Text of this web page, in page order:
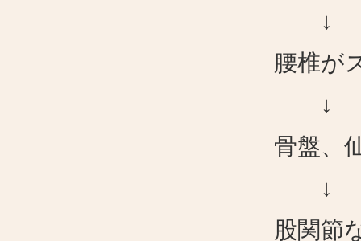
↓
腰椎が
↓
骨盤、
↓
股関節